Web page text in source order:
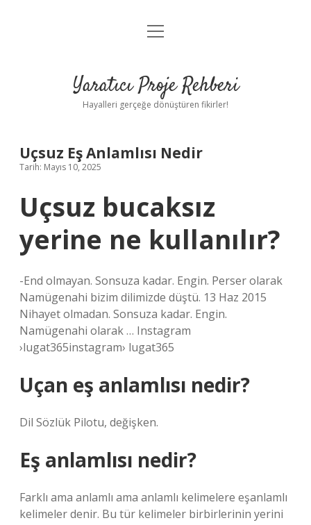
Anasayfa
Yasal Uyarı
menüyü
Yaratıcı Proje Rehberi
Hayalleri gerçeğe dönüştüren fikirler!
Uçsuz Eş Anlamlısı Nedir
Tarih: Mayıs 10, 2025
Uçsuz bucaksız
yerine ne kullanılır?
-End olmayan. Sonsuza kadar. Engin. Perser olarak
Namügenahi bizim dilimizde düştü. 13 Haz 2015
Nihayet olmadan. Sonsuza kadar. Engin.
Namügenahi olarak … Instagram
›lugat365instagram› lugat365
Uçan eş anlamlısı nedir?
Dil Sözlük Pilotu, değişken.
Eş anlamlısı nedir?
Farklı ama anlamlı ama anlamlı kelimelere eşanlamlı
kelimeler denir. Bu tür kelimeler birbirlerinin yerini